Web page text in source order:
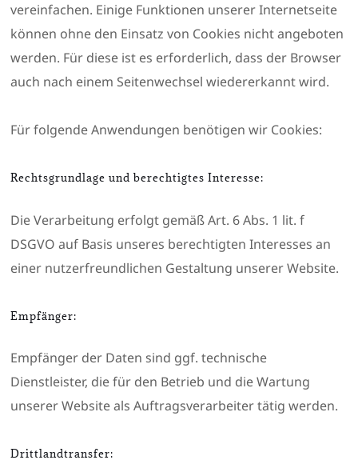
vereinfachen. Einige Funktionen unserer Internetseite
können ohne den Einsatz von Cookies nicht angeboten
werden. Für diese ist es erforderlich, dass der Browser
auch nach einem Seitenwechsel wiedererkannt wird.
Für folgende Anwendungen benötigen wir Cookies:
Rechtsgrundlage und berechtigtes Interesse:
Die Verarbeitung erfolgt gemäß Art. 6 Abs. 1 lit. f
DSGVO auf Basis unseres berechtigten Interesses an
einer nutzerfreundlichen Gestaltung unserer Website.
Empfänger:
Empfänger der Daten sind ggf. technische
Dienstleister, die für den Betrieb und die Wartung
unserer Website als Auftragsverarbeiter tätig werden.
Drittlandtransfer: